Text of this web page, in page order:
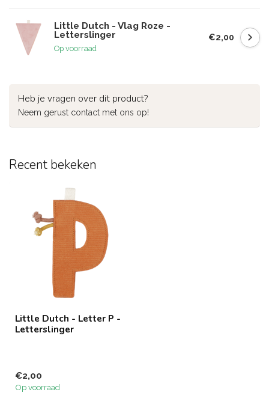
Little Dutch - Vlag Roze -
Letterslinger
Op voorraad
€2,00
Heb je vragen over dit product?
Neem gerust contact met ons op!
Recent bekeken
Little Dutch - Letter P -
Letterslinger
€2,00
Op voorraad